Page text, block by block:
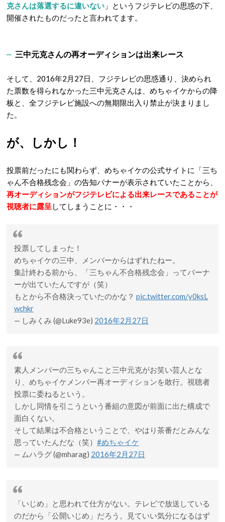
克さんは落選するに違いない 」というフジテレビの思惑の下、
開催されたものだったと言われてます。
三中元克さんの再オーディションは出来レース
そして、2016年2月27日、フジテレビの思惑通り、決められ
た票数を得られなかった三中元克さんは、めちゃイケからの降
板と、全フジテレビ施設への無期限出入り禁止が決まりまし
た。
が、しかし！
投票前だったにも関わらず、めちゃイケの公式サイトに「三ち
ゃん不合格残念会」の告知バナーが表示されていたことから、
再オーディションがフジテレビによる出来レースであることが
視聴者に露呈 してしまうことに・・・
投票してしまった！
めちゃイケの三中、メンバーからはずれたねー。
集計終わる前から、「三ちゃん不合格残念会」ってバーナ
ーが出ていたんですが（笑）
もとから不合格決っていたのかな？ pic.twitter.com/y0ksL
wchkr
— しみくみ (@Luke93e) 2016年2月27日
素人メンバーの三ちゃんこと三中元克がお笑い芸人とな
り、めちゃイケメンバー再オーディションを敢行。視聴者
投票に委ねるという。
しかし同情を引こうという番組の意図が前面に出た構成で
面白くない。
そして結果は不合格ということで、やはり茶番だとみんな
思っていたんだな（笑） #めちゃイケ
— ムハラグ (@mharag) 2016年2月27日
「いじめ」と思われて仕方がない。テレビで放送している
のだから「公開いじめ」だろう。見ていい気分になるはず